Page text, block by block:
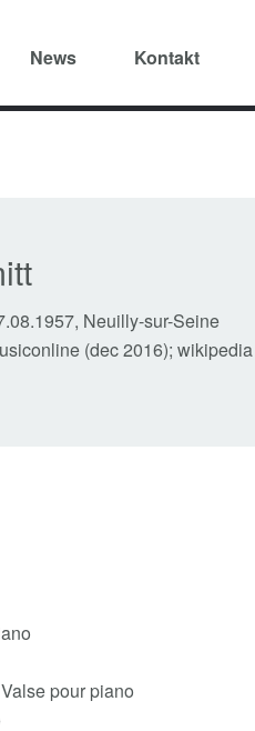
News Kontakt
Neuilly-sur-Seine
(dec 2016);
pour piano